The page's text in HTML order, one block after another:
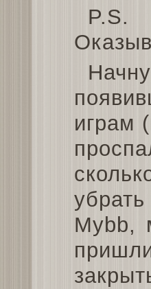
P.S.
играм
Mybb,